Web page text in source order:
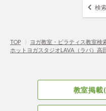
検
TOP 〉 ヨガ教室・ピラティス教室検
ホットヨガスタジオLAVA（ラバ）高
教室掲載